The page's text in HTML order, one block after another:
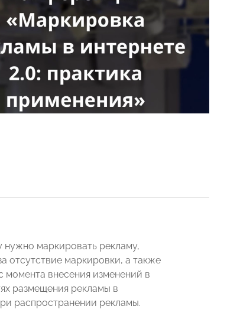
нужно маркировать рекламу,
отсутствие маркировки, а также
внесения изменений в
размещения рекламы в
распространении рекламы.